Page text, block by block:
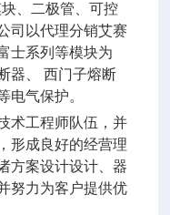
、二极管、可控
司以代理分销艾赛
士系列等模块为
器、 西门子熔断
电气保护。
术工程师队伍，并
形成良好的经营理
方案设计设计、器
努力为客户提供优